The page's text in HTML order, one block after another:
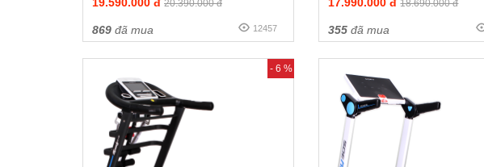
20.390.000 đ
869 đã mua 12457
18.690.000 đ
355 đã mua
- 6 %